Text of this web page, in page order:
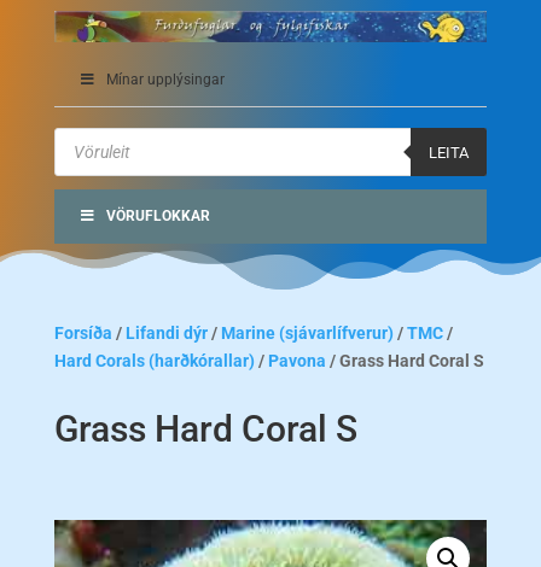
Mínar upplýsingar
Products
search
LEITA
VÖRUFLOKKAR
Forsíða / Lifandi dýr/ Marine (sjávarlífverur) /TMC/
Hard Corals (harðkórallar) / Pavona / Grass Hard Coral S
Grass Hard Coral S